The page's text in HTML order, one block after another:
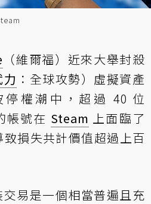
（維爾福）近來大舉封殺
：全球攻勢）虛擬資產
權潮中，超過 40 位
帳號在 Steam 上面臨了
損失共計價值超過上百
交易是一個相當普遍且充